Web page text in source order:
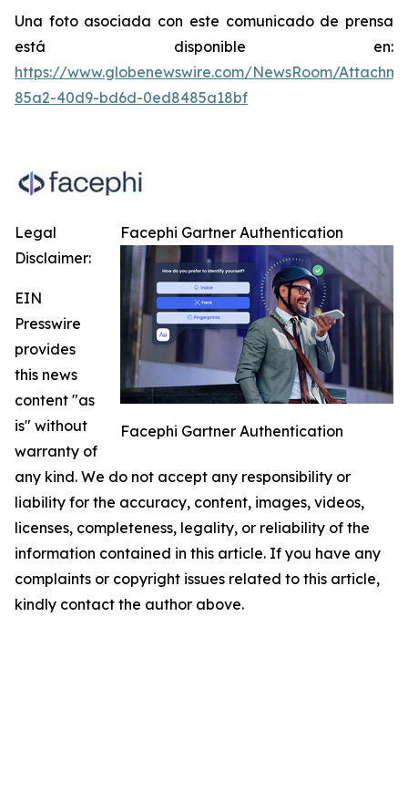
Una foto asociada con este comunicado de prensa
está disponible en:
https://www.globenewswire.com/NewsRoom/
85a2-40d9-bd6d-0ed8485a18bf
Facephi Gartner Authentication
Facephi Gartner Authentication
Legal
Disclaimer:
EIN
Presswire
provides
this news
content "as
is" without
warranty of
any kind. We do not accept any responsibility or
liability for the accuracy, content, images, videos,
licenses, completeness, legality, or reliability of the
information contained in this article. If you have any
complaints or copyright issues related to this article,
kindly contact the author above.